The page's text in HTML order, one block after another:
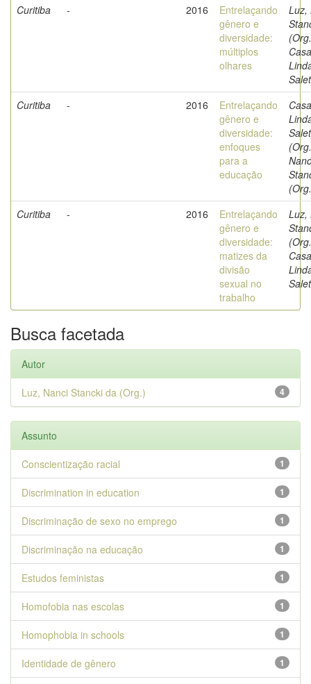
Curitiba
- 2016
Entrelaçando
gênero e
diversidade:
múltiplos
olhares
Luz,
Curitiba
- 2016
Entrelaçando
gênero e
diversidade:
enfoques
para a
educação
Curitiba
- 2016
Entrelaçando
gênero e
diversidade:
matizes da
divisão
sexual no
trabalho
Luz,
Busca facetada
Autor
4
Luz, Nanci Stancki da (Org.)
Assunto
1
Conscientização racial
1
Discrimination in education
1
Discriminação de sexo no emprego
1
Discriminação na educação
1
Estudos feministas
1
Homofobia nas escolas
1
Homophobia in schools
1
Identidade de gênero